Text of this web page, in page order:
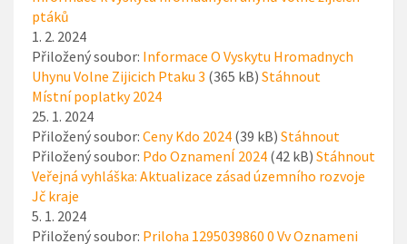
ptáků
1. 2. 2024
Přiložený soubor: Informace O Vyskytu Hromadnych
Uhynu Volne Zijicich Ptaku 3 (365 kB) Stáhnout
Místní poplatky 2024
25. 1. 2024
Přiložený soubor: Ceny Kdo 2024 (39 kB) Stáhnout
Přiložený soubor: Pdo OznamenÍ 2024 (42 kB) Stáhnout
Veřejná vyhláška: Aktualizace zásad územního rozvoje
Jč kraje
5. 1. 2024
Přiložený soubor: Priloha 1295039860 0 Vv Oznameni